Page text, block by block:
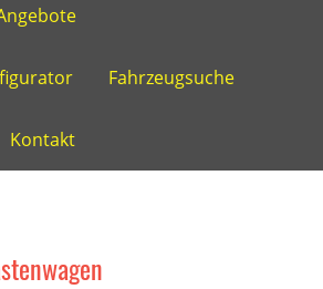
Fahrzeugsuche
Kontakt